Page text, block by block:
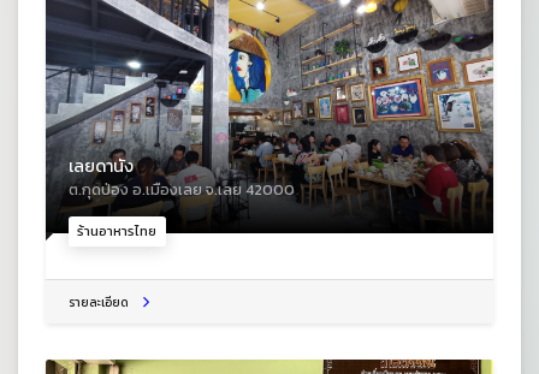
ร้านอาหารไทย
เลยดานัง
ต.กุดป่อง อ.เมืองเลย จ.เลย 42000
รายละเอียด